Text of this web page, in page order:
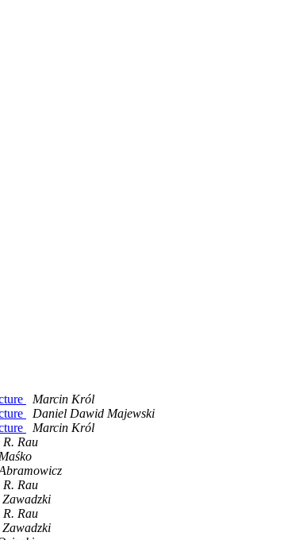
Marcin Król
Daniel Dawid Majewski
Marcin Król
Rau
Rau
Rau